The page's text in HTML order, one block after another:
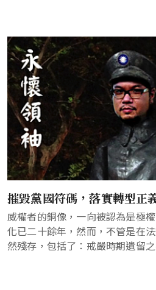
摧毀黨國符碼，落實轉型正
威權者的銅像，一向被認為是極
化已二十餘年，然而，不管是在
然殘存，包括了：戒嚴時期遺留